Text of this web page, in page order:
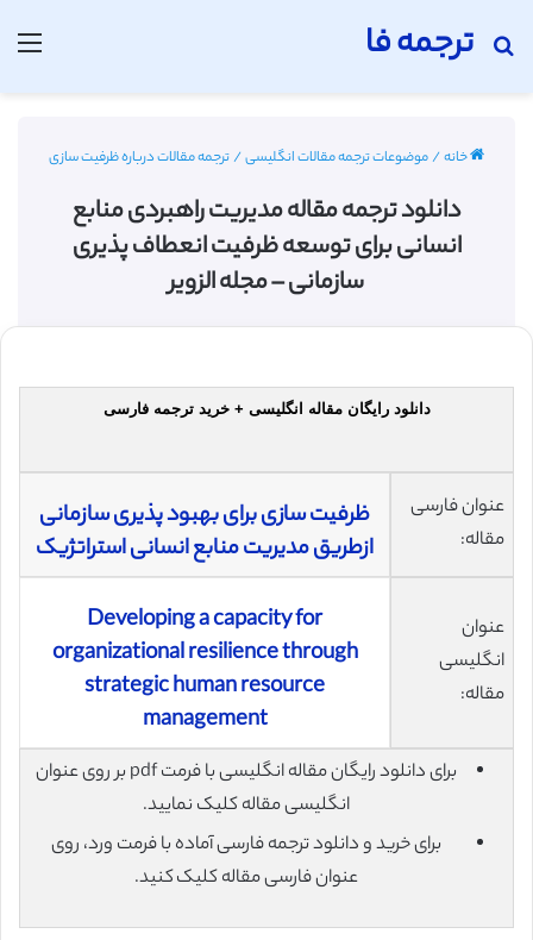
ترجمه فا
جستجو برای
خانه/موضوعات ترجمه مقالات انگلیسی/ترجمه مقالات درباره ظرفیت سازی
دانلود ترجمه مقاله مدیریت راهبردی منابع
انسانی برای توسعه ظرفیت انعطاف پذیری
سازمانی – مجله الزویر
دانلود رایگان مقاله انگلیسی + خرید ترجمه فارسی
عنوان فارسی
مقاله:
ظرفیت سازی برای بهبود پذیری سازمانی
ازطریق مدیریت منابع انسانی استراتژیک
عنوان
انگلیسی
مقاله:
Developing a capacity for
organizational resilience through
strategic human resource
management
برای دانلود رایگان مقاله انگلیسی با فرمت pdf بر روی عنوان
انگلیسی مقاله کلیک نمایید.
برای خرید و دانلود ترجمه فارسی آماده با فرمت ورد، روی
عنوان فارسی مقاله کلیک کنید.